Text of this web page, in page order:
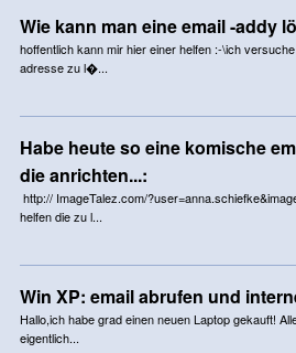
Wie kann man eine email -addy
hoffentlich kann mir hier einer helfen :-\ich
adresse zu l�...
Habe heute so eine komische
die anrichten...:
http:// ImageTalez.com/
helfen die zu l...
Win XP: email abrufen und
Hallo,ich habe grad einen neuen Laptop gekauft!
eigentlich...